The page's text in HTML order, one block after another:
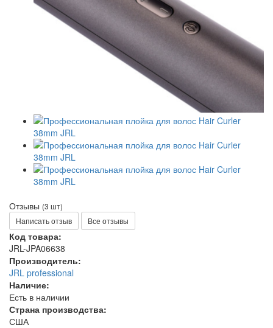
Отзывы (3 шт)
Написать отзыв
Все отзывы
Код товара:
JRL-JPA06638
Производитель:
JRL professional
Наличие:
Есть в наличии
Страна производства:
США